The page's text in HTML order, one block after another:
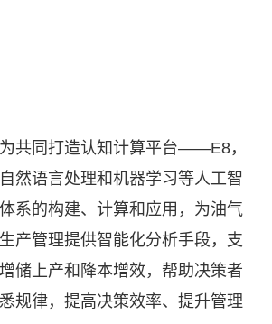
共同打造认知计算平台——E8，
然语言处理和机器学习等人工智
系的构建、计算和应用，为油气
产管理提供智能化分析手段，支
储上产和降本增效，帮助决策者
规律，提高决策效率、提升管理